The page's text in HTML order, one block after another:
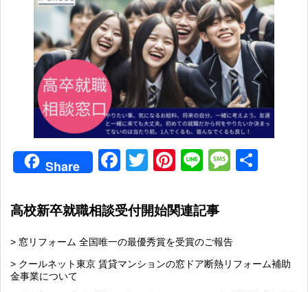
Share Facebook
TwitterPinterest
Line
高校新卒就職相談受付開始関連記事
> 窓リフォーム 全国唯一の最優秀賞を受賞のご報告
> クールネット東京 賃貸マンションの窓ドア断熱リフォーム補助
金事業について